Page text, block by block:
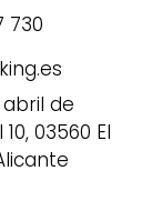
730
de
03560 El